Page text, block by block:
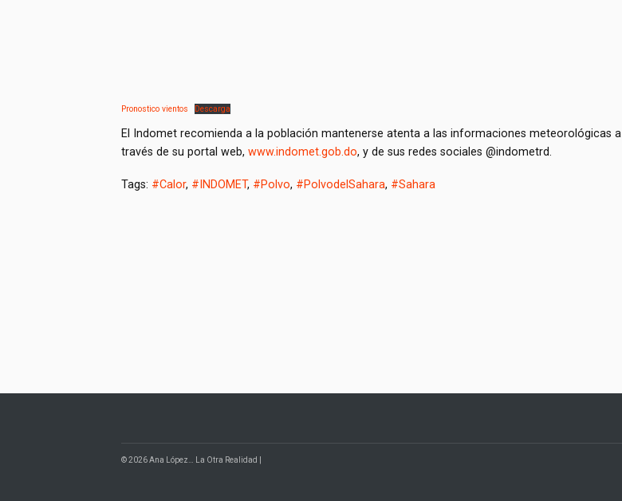
Pronostico vientos Descarga
El Indomet recomienda a la población mantenerse atenta a las informaciones meteorológicas a
través de su portal web, www.indomet.gob.do, y de sus redes sociales @indometrd.
Tags: #Calor, #INDOMET, #Polvo, #PolvodelSahara, #Sahara
© 2026 Ana López… La Otra Realidad |